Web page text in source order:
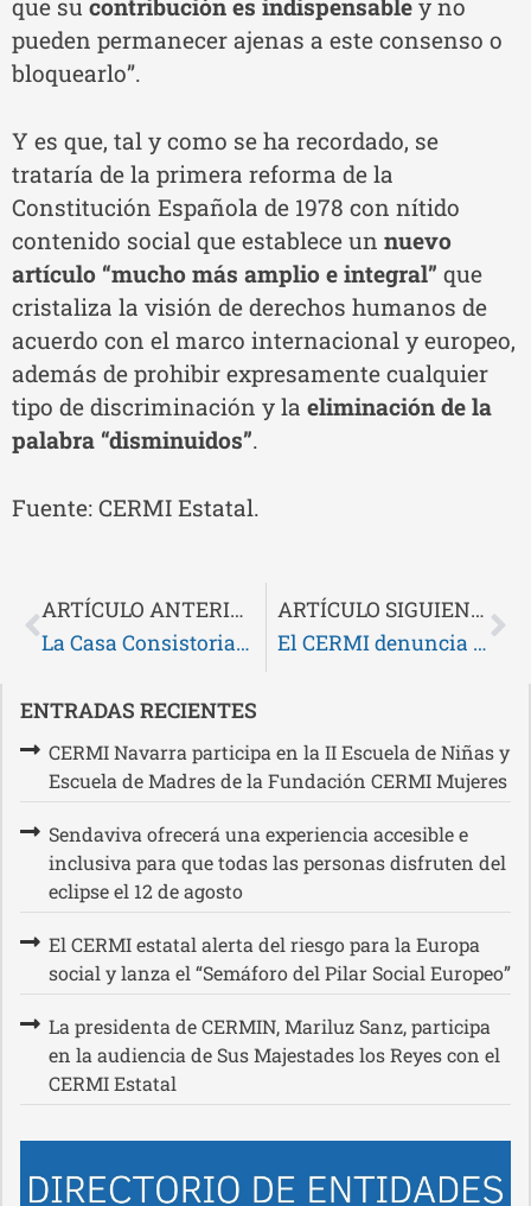
que su contribución es indispensable y no
pueden permanecer ajenas a este consenso o
bloquearlo”.
Y es que, tal y como se ha recordado, se
trataría de la primera reforma de la
Constitución Española de 1978 con nítido
contenido social que establece un nuevo
artículo “mucho más amplio e integral” que
cristaliza la visión de derechos humanos de
acuerdo con el marco internacional y europeo,
además de prohibir expresamente cualquier
tipo de discriminación y la eliminación de la
palabra “disminuidos”.
Fuente: CERMI Estatal.
ARTÍCULO ANTERIOR
La Casa Consistorial de Pamplona se ilumina de azul este martes 26 de octubre por el Día Nacional del Daño Cerebral Adquirido
ARTÍCULO SIGUIENTE
El CERMI denuncia la “exclusión sistemática y estructural” a la que están sometidas las personas con discapacidad en el ámbito del empleo
ENTRADAS RECIENTES
CERMI Navarra participa en la II Escuela de Niñas y
Escuela de Madres de la Fundación CERMI Mujeres
Sendaviva ofrecerá una experiencia accesible e
inclusiva para que todas las personas disfruten del
eclipse el 12 de agosto
El CERMI estatal alerta del riesgo para la Europa
social y lanza el “Semáforo del Pilar Social Europeo”
La presidenta de CERMIN, Mariluz Sanz, participa
en la audiencia de Sus Majestades los Reyes con el
CERMI Estatal